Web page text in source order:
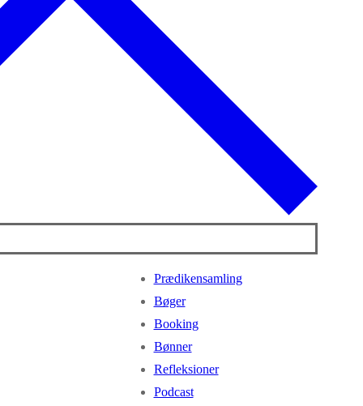
Prædikensamling
Bøger
Booking
Bønner
Refleksioner
Podcast